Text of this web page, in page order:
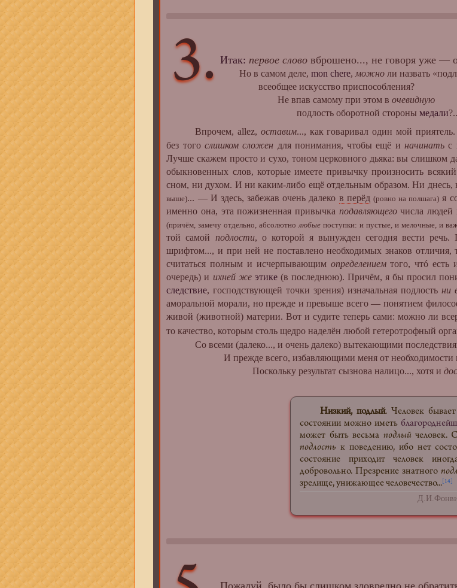
3. Итак: первое слово вброшено..., не говоря уже —
Но в самом деле,mon chere, можно ли назвать
всеобщее искусство приспособления?
Не впав самому при этом вочевидную
подлость оборотной сторонымедали?..
Впрочем, allez, оставим..., как говаривал один мой
без того слишком сложен для понимания, чтобы ещё и начинать с
Лучше скажем просто и сухо, тоном церковного дьяка: вы слишком
обыкновенных слов, которые имеете привычку произносить всякий
сном, ни духом. И ни каким-либо ещё отдельным образом. Ни днесь,
выше)... — И здесь, забежав очень далеко в перёд (ровно на полшага) я
именно она, эта пожизненная привычка подавляющегочисла людей
(причём, замечу отдельно, абсолютно любые поступки: и пустые, и мелочные, и
той самой подлости, о которой я вынужден сегодня вести
шрифтом..., и при ней не поставлено необходимых знаков
считаться полным и исчерпывающим определениемтого, чтó есть
очередь) и ихней же этике(в последнюю). Причём, я бы просил
следствие, господствующей точки зрения) изначальная подлость ни
аморальной морали, но прежде и превыше всего — понятием
живой (животной) материи. Вот и судите теперь сами: можно ли
то качество, которым столь щедро наделён любой гетеротрофный
Со всеми (далеко..., и очень далеко) вытекающими
И прежде всего, избавляющими меня от необходимости
Поскольку результат сызнова налицо..., хотя и
Низкий, подлый. Человек бывает
состоянии можно иметь
может быть весьма подлыйчеловек.
подлость к поведению, ибо нет
состояние приходит человек
добровольно. Презрение знатного
зрелище, унижающее человечество... [14]
Пожалуй, было бы слишком зловредно не